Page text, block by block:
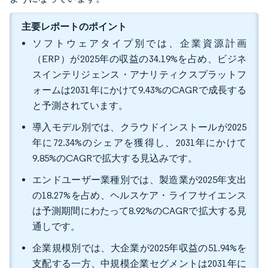
主要レポートのポイント
ソフトウェアタイプ別では、企業資源計画
（ERP）が2025年の収益の34.19%を占め、ビジネ
スインテリジェンス・アナリティクスプラットフ
ォームは2031年にかけて9.43%のCAGRで成長する
と予測されています。
導入モデル別では、クラウドインストールが2025
年に72.34%のシェアを獲得し、2031年にかけて
9.85%のCAGRで拡大する見込みです。
エンドユーザー業種別では、製造業が2025年支出
の18.27%を占め、ヘルスケア・ライフサイエンス
は予測期間にわたって8.92%のCAGRで拡大する見
通しです。
企業規模別では、大企業が2025年収益の51.94%を
支配する一方、中規模企業セグメントは2031年に